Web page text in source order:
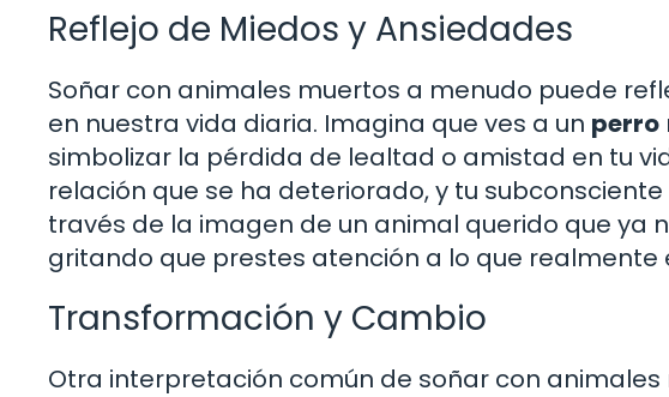
Reflejo de Miedos y Ansiedades
Soñar con animales muertos a menudo puede
en nuestra vida diaria. Imagina que ves a un perro
simbolizar la pérdida de lealtad o amistad en tu
relación que se ha deteriorado, y tu
través de la imagen de un animal querido que ya
gritando que prestes atención a lo que
Transformación y Cambio
Otra interpretación común de soñar con